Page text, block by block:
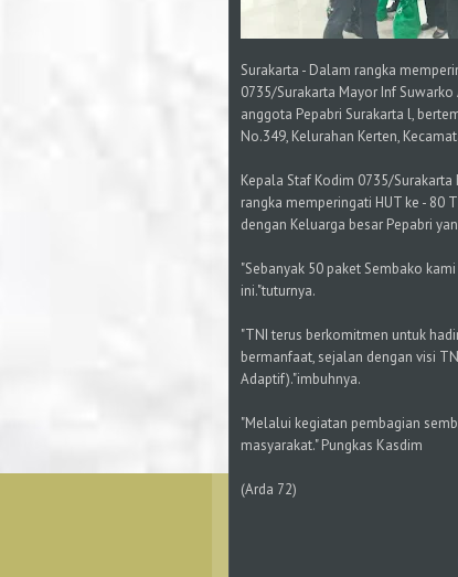
Surakarta - Dalam rangka
0735/Surakarta Mayor Inf
anggota Pepabri Surakarta l,
No.349, Kelurahan Kerten,
Kepala Staf Kodim 0735/
rangka memperingati HUT ke - 80
dengan Keluarga besar Pepabri
"Sebanyak 50 paket Sembako
ini."tuturnya.
"TNI terus berkomitmen untuk
bermanfaat, sejalan dengan visi
Adaptif)."imbuhnya.
"Melalui kegiatan pembagian
masyarakat." Pungkas Kasdim
(Arda 72)